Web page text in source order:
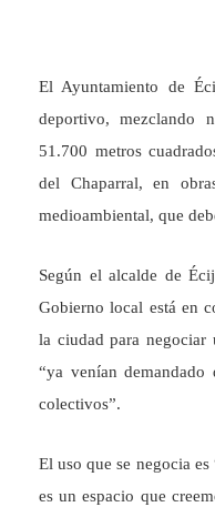
El Ayuntamiento de
deportivo, mezclando
51.700 metros
del Chaparral, en
medioambiental, que
Según el alcalde de
Gobierno local está en
la ciudad para negociar
“ya venían demandado
colectivos”.
El uso que se negocia
es un espacio que